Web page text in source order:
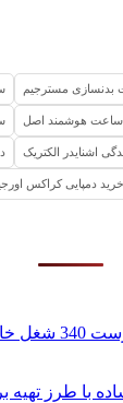
بدنسازی مسترجیم
ساعت هوشمند اصل
اشنایدر الکتریک
خرید دمپایی کراکس
لیست مشاغل